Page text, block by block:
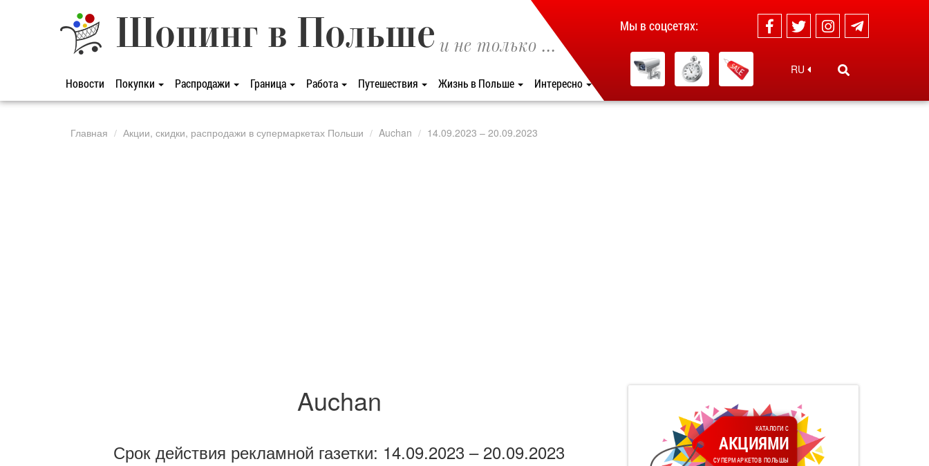
Шопинг в Польше и не только ...
Новости Покупки Распродажи Граница Работа Путешествия Жизнь в Польше Интересно
Мы в соцсетях:
RU
Главная Акции, скидки, распродажи в супермаркетах Польши Auchan 14.09.2023 – 20.09.2023
Auchan
Срок действия рекламной газетки: 14.09.2023 – 20.09.2023
КАТАЛОГИ С
АКЦИЯМИ
СУПЕРМАРКЕТОВ ПОЛЬШЫ